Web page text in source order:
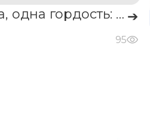
Три инженера, одна гордость: Кишев, Солодских, Гордеев — лицо СНИИП. ➔
95